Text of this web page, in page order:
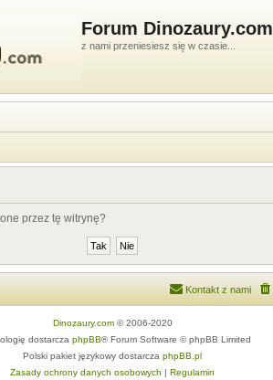
Forum Dinozaury.com
z nami przeniesiesz się w czasie...
przez tę witrynę?
Kontakt z nami
Dinozaury.com© 2006-2020
dostarcza phpBB® Forum Software © phpBB Limited
Polski pakiet językowy dostarcza phpBB.pl
Zasady ochrony danych osobowych | Regulamin